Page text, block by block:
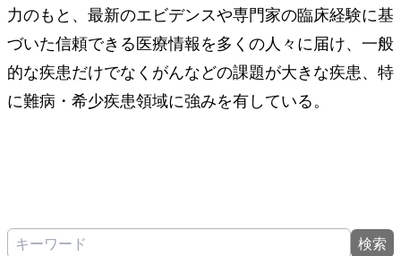
力のもと、最新のエビデンスや専門家の臨床経験に基
づいた信頼できる医療情報を多くの人々に届け、一般
的な疾患だけでなくがんなどの課題が大きな疾患、特
に難病・希少疾患領域に強みを有している。
検索